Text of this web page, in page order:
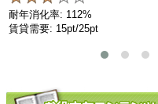
耐年消化率: 112%
賃貸需要: 15pt/25pt